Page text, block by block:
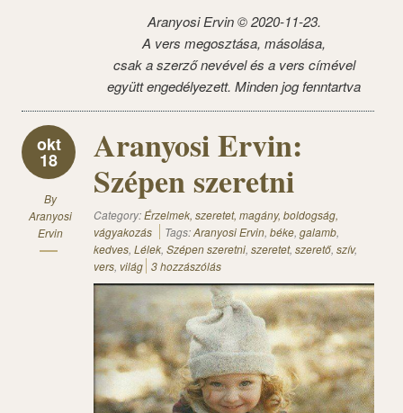
Aranyosi Ervin © 2020-11-23.
A vers megosztása, másolása,
csak a szerző nevével és a vers címével
együtt engedélyezett. Minden jog fenntartva
okt
18
By
Aranyosi
Ervin
Aranyosi Ervin:
Szépen szeretni
Category:Érzelmek, szeretet, magány, boldogság,
vágyakozás
Tags:Aranyosi Ervin, béke, galamb,
kedves, Lélek, Szépen szeretni, szeretet, szerető, szív,
vers, világ 3 hozzászólás